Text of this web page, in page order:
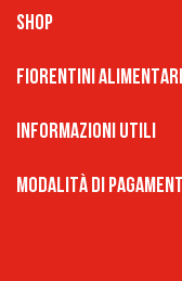
Shop
Fiorentini Alimentari
Informazioni Utili
Modalità di